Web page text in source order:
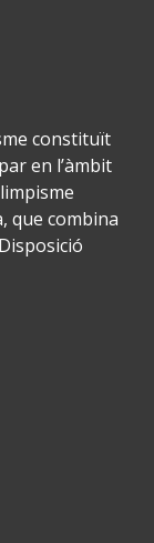
constituït
en l’àmbit
que combina